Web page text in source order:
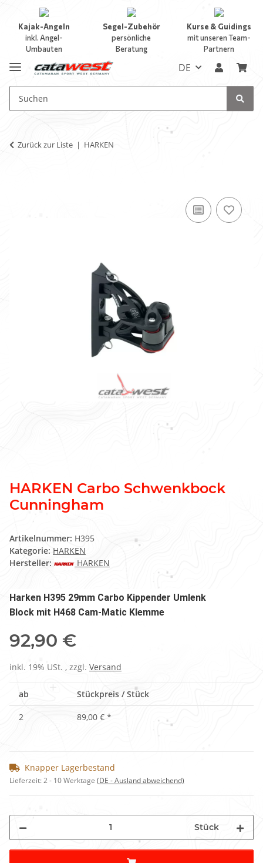
Kajak-Angeln
inkl. Angel-
Umbauten
Segel-Zubehör
persönliche
Beratung
Kurse & Guidings
mit unseren Team-
Partnern
DE
Zurück zur Liste HARKEN
HARKEN Carbo Schwenkbock
Cunningham
Artikelnummer: H395
Kategorie: HARKEN
Hersteller:
HARKEN
Harken H395 29mm Carbo Kippender Umlenk
Block mit H468 Cam-Matic Klemme
92,90 €
inkl. 19% USt. , zzgl. Versand
ab Stückpreis / Stück
2 89,00 € *
Knapper Lagerbestand
Lieferzeit:2 - 10 Werktage (DE - Ausland abweichend)
Stück